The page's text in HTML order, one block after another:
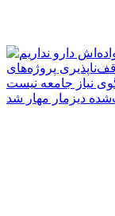
پروژه‌های
نیاز جامعه نیست
دیزمار مهار شد